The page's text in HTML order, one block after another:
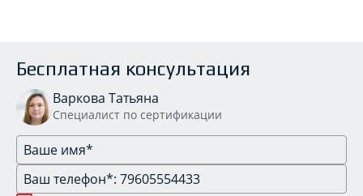
Бесплатная консультация
Варкова Татьяна
Специалист по сертификации